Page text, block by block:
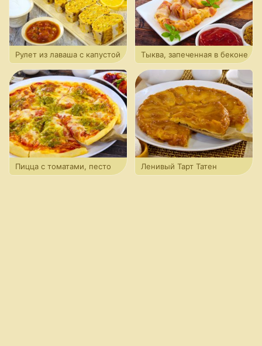
Рулет из лаваша с капустой Тыква, запеченная в беконе
Пицца с томатами, песто
Ленивый Тарт Татен